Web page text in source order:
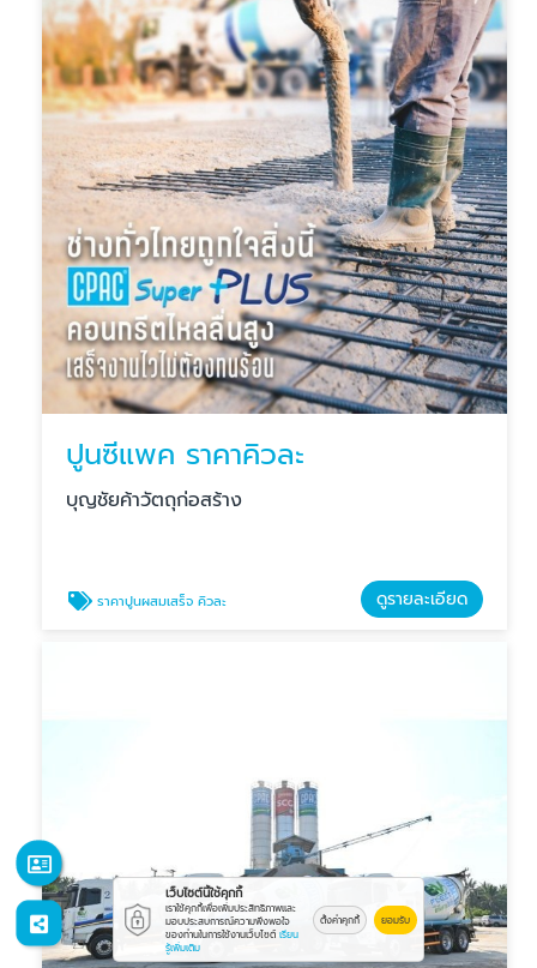
ปูนซีแพค ราคาคิวละ
บุญชัยค้าวัตถุก่อสร้าง
ราคาปูนผสมเสร็จ คิวละ ดูรายละเอียด
เว็บไซต์นี้ใช้คุกกี้
เราใช้คุกกี้เพื่อเพิ่มประสิทธิภาพและ
มอบประสบการณ์ความพึงพอใจ
ของท่านในการใช้งานเว็บไซต์ เรียน
รู้เพิ่มเติม
ตั้งค่าคุกกี้ ยอมรับ